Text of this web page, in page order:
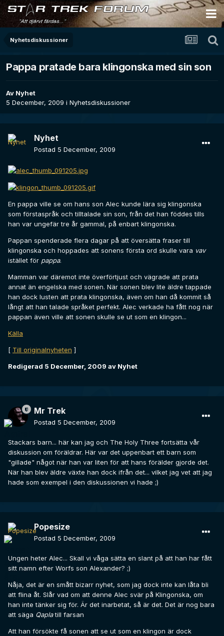
Nyhetsdiskussioner
Pappa pratade bara klingonska med sin son
Av Nyhet
5 December, 2009 i Nyhetsdiskussioner
Nyhet
Postad 5 December, 2009
En pappa ville se om hans son Alec kunde lära sig klingonska
som förstaspråk och tilltalade sin son, från det han föddes tills
han var ungefär tre år gammal, på enbart klingonska.
Pappan spenderade flera dagar på att översätta fraser till
klingonska och hoppades att sonens första ord skulle vara vav
istället för pappa.
Mamman var däremot inte överförtjust och vägrade att prata
annat än engelska med sonen. När sonen blev lite äldre tappade
han dock lusten att prata klingonska, även om han då kommit så
långt att han talade språket perfekt. Alec verkade ha fått nog när
pappan även ville att sonen skulle se ut som en klingon...
Källa
[ Till originalnyheten ]
Redigerad 5 December, 2009 av Nyhet
Mr Trek
Postad 5 December, 2009
Stackars barn... här kan jag och The Holy Three fortsätta vår
diskussion om föräldrar. Här var det uppenbart ett barn som
"gillade" något när han var liten för att hans förälder gjorde det.
När han blev äldre växte han dock ifrån det... vilket jag vet att jag
hade som exempel i den diskussionen vi hade ;)
Popesize
Postad 5 December, 2009
Ungen heter Alec... Skall vi våga sätta en slant på att han har fått
sitt namn efter Worfs son Alexander? ;)
Nåja, det är en smått bizarr nyhet, som jag dock inte kan låta bli
att flina åt. Slår vad om att denne Alec svär på Klingonska, om
han inte tänker sig för. Är det inarbetat, så är det. Det är nog bara
att säga Qaplatill farsan
Att han försökte få sonen att se ut som en klingon är dock